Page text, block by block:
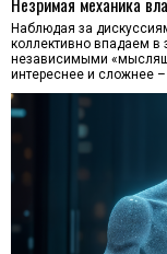
Незримая механика
Наблюдая за
коллективно впадаем в
независимыми
интереснее и сложнее